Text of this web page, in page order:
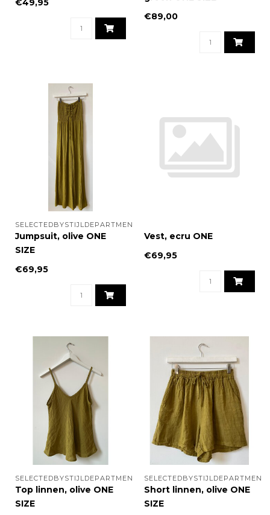
€49,95
€89,00
SELECTEDBYSTIJLDEPARTMENT
Jumpsuit, olive ONE
SIZE
€69,95
Vest, ecru ONE
€69,95
SELECTEDBYSTIJLDEPARTMENT
Top linnen, olive ONE
SIZE
SELECTEDBYSTIJLDEPARTMENT
Short linnen, olive ONE
SIZE